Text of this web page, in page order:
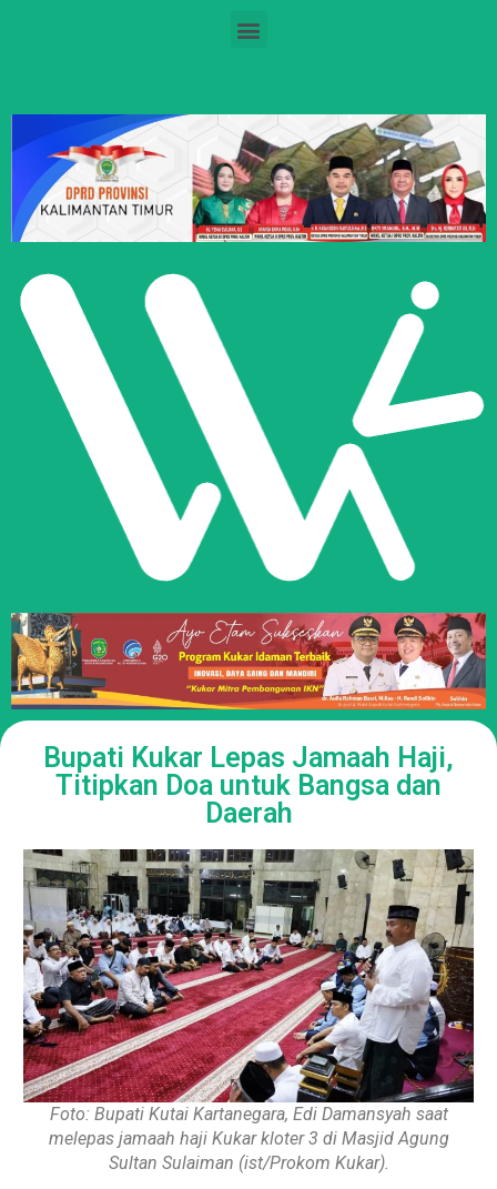
Bupati Kukar Lepas Jamaah Haji,
Titipkan Doa untuk Bangsa dan
Daerah
Foto: Bupati Kutai Kartanegara, Edi Damansyah saat
melepas jamaah haji Kukar kloter 3 di Masjid Agung
Sultan Sulaiman (ist/Prokom Kukar).